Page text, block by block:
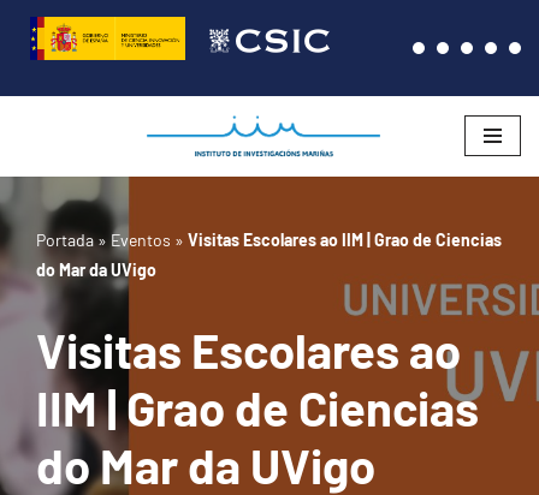
Saltar
al
Portada» Eventos » Visitas Escolares ao IIM | Grao de Ciencias
do Mar da UVigo
Visitas Escolares ao
IIM | Grao de Ciencias
do Mar da UVigo